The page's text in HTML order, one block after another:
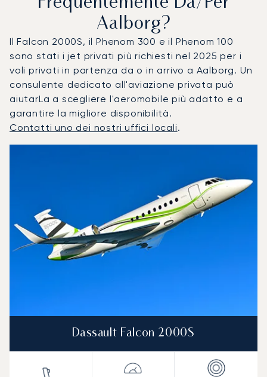
Aalborg?
Il Falcon 2000S, il Phenom 300 e il Phenom 100
sono stati i jet privati più richiesti nel 2025 per i
voli privati in partenza da o in arrivo a Aalborg. Un
consulente dedicato all'aviazione privata può
aiutarLa a scegliere l'aeromobile più adatto e a
garantire la migliore disponibilità.
Contatti uno dei nostri uffici locali.
Dassault Falcon 2000S